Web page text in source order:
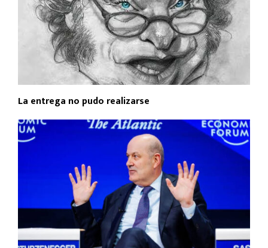
La entrega no pudo realizarse